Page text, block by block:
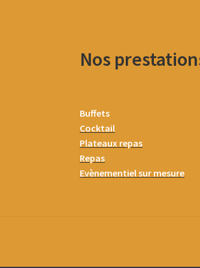
Nos
Buffets
Cocktail
Plateaux repas
Repas
Evènementiel sur mesure